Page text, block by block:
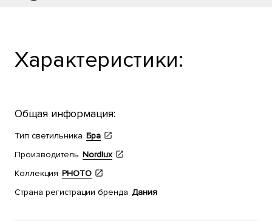
Характеристики:
Общая информация:
Тип светильника Бра
Производитель Nordlux
Коллекция PHOTO
Страна регистрации бренда Дания